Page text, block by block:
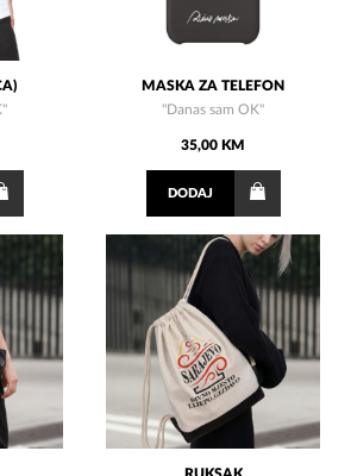
MASKA ZA TELEFON
"Danas sam OK"
35,00 KM
DODAJ